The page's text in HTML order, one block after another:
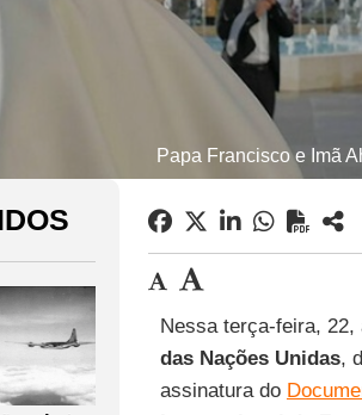
Papa Francisco e Imã
Nessa terça-feira,
das Nações Unidas,
assinatura do